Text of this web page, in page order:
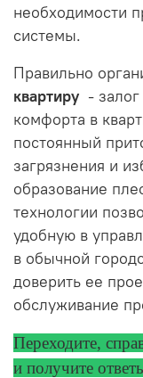
необходимости
системы.
Правильно
квартиру -
комфорта в
постоянный
загрязнения и
образование
технологии
удобную в
в обычной
доверить ее
обслуживание
Переходите,
и получите